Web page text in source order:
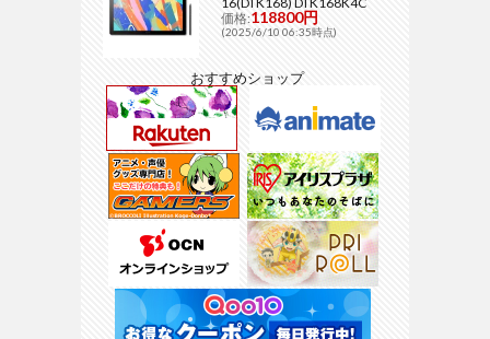
価格:118800円
(2025/6/10 06:35時点)
おすすめショップ